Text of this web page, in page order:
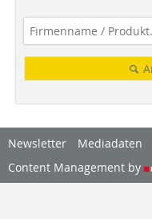
Newsletter Mediadaten
Content Management by